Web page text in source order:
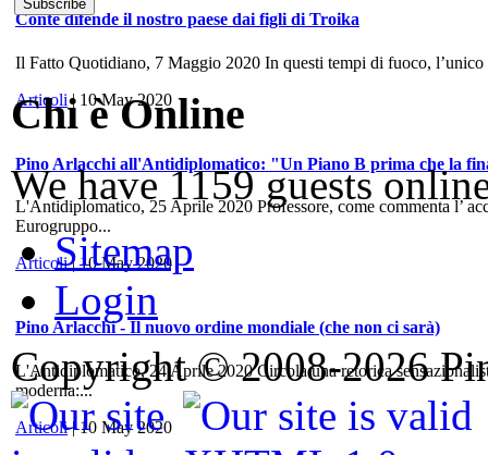
Conte difende il nostro paese dai figli di Troika
Il Fatto Quotidiano, 7 Maggio 2020 In questi tempi di fuoco,
Articoli| 10 May 2020
Pino Arlacchi all'Antidiplomatico: "Un Piano B prima che la
L'Antidiplomatico, 25 Aprile 2020 Professore, come commenta l’
Eurogruppo...
Articoli| 10 May 2020
Pino Arlacchi - Il nuovo ordine mondiale (che non ci sarà)
L'Antidiplomatico, 24 Aprile 2020 Circola una retorica
moderna:...
Articoli| 10 May 2020
Chi è Online
We have 1159 guests
Sitemap
Login
Copyright © 2008-2026